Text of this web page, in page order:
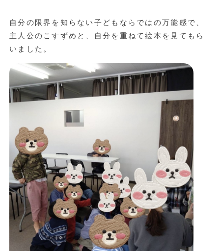
自分の限界を知らない子どもならではの万能感で、
主人公のこすずめと、自分を重ねて絵本を見てもら
いました。